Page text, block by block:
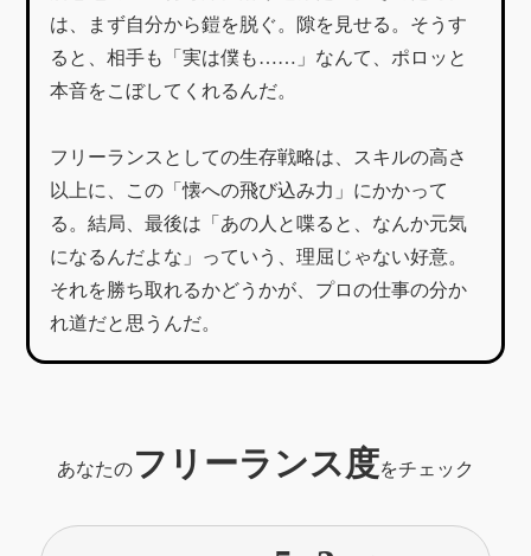
は、まず自分から鎧を脱ぐ。隙を見せる。そうす
ると、相手も「実は僕も……」なんて、ポロッと
本音をこぼしてくれるんだ。
フリーランスとしての生存戦略は、スキルの高さ
以上に、この「懐への飛び込み力」にかかって
る。結局、最後は「あの人と喋ると、なんか元気
になるんだよな」っていう、理屈じゃない好意。
それを勝ち取れるかどうかが、プロの仕事の分か
れ道だと思うんだ。
あなたのフリーランス度をチェック